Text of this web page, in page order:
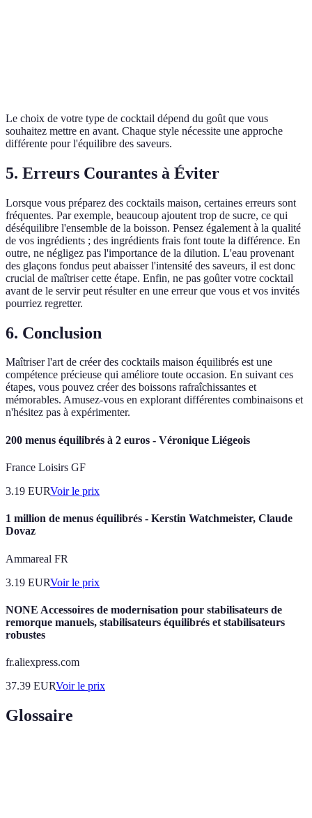
Le choix de votre type de cocktail dépend du goût que vous
souhaitez mettre en avant. Chaque style nécessite une approche
différente pour l'équilibre des saveurs.
5. Erreurs Courantes à Éviter
Lorsque vous préparez des cocktails maison, certaines erreurs sont
fréquentes. Par exemple, beaucoup ajoutent trop de sucre, ce qui
déséquilibre l'ensemble de la boisson. Pensez également à la qualité
de vos ingrédients ; des ingrédients frais font toute la différence. En
outre, ne négligez pas l'importance de la dilution. L'eau provenant
des glaçons fondus peut abaisser l'intensité des saveurs, il est donc
crucial de maîtriser cette étape. Enfin, ne pas goûter votre cocktail
avant de le servir peut résulter en une erreur que vous et vos invités
pourriez regretter.
6. Conclusion
Maîtriser l'art de créer des cocktails maison équilibrés est une
compétence précieuse qui améliore toute occasion. En suivant ces
étapes, vous pouvez créer des boissons rafraîchissantes et
mémorables. Amusez-vous en explorant différentes combinaisons et
n'hésitez pas à expérimenter.
200 menus équilibrés à 2 euros - Véronique Liégeois
France Loisirs GF
3.19 EURVoir le prix
1 million de menus équilibrés - Kerstin Watchmeister, Claude
Dovaz
Ammareal FR
3.19 EURVoir le prix
NONE Accessoires de modernisation pour stabilisateurs de
remorque manuels, stabilisateurs équilibrés et stabilisateurs
robustes
fr.aliexpress.com
37.39 EURVoir le prix
Glossaire